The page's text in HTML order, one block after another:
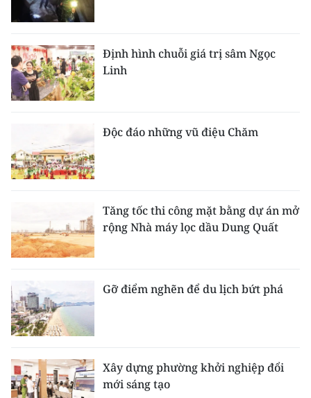
Định hình chuỗi giá trị sâm Ngọc
Linh
Độc đáo những vũ điệu Chăm
Tăng tốc thi công mặt bằng dự án mở
rộng Nhà máy lọc dầu Dung Quất
Gỡ điểm nghẽn để du lịch bứt phá
Xây dựng phường khởi nghiệp đổi
mới sáng tạo